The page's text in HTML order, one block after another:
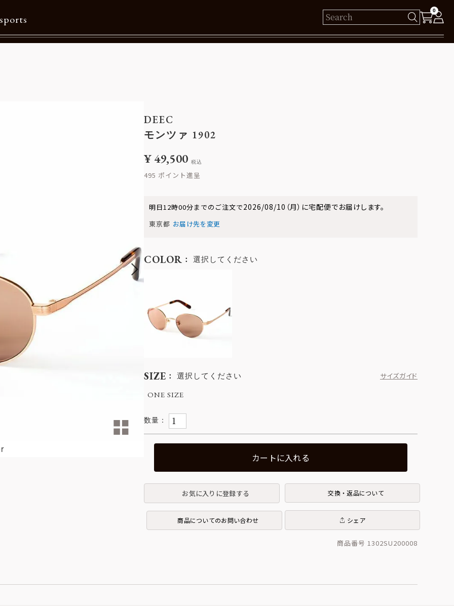
0
DEEC
モンツァ 1902
¥49,500 税込
495
明日12時00分までのご注文で2026/08/10（月） に宅配便でお届けします。
東京都 お届け先を変更
SIZE 選択してください
サイズガイド
ONE SIZE
COLOR 選択してください
カートに入れる
お気に入りに登録する 交換・返品について
商品についてのお問い合わせ シェア
商品番号 1302SU200008